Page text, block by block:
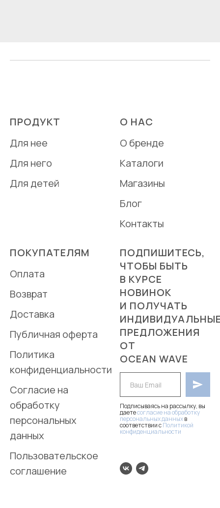
ПРОДУКТ
Для нее
Для него
Для детей
О НАС
О бренде
Каталоги
Магазины
Блог
Контакты
ПОКУПАТЕЛЯМ
Оплата
Возврат
Доставка
Публичная оферта
Политика
конфиденциальности
Согласие на
обработку
персональных
данных
Пользовательское
соглашение
ПОДПИШИТЕСЬ,
ЧТОБЫ БЫТЬ
В КУРСЕ
НОВИНОК
И ПОЛУЧАТЬ
ПРЕДЛОЖЕНИЯ
ОТ
OCEAN WAVE
Подписываясь на рассылку, вы
даетесогласие на обработку
персональных данныхв
соответствии сПолитикой
конфиденциальности
на получение маркетинговых и